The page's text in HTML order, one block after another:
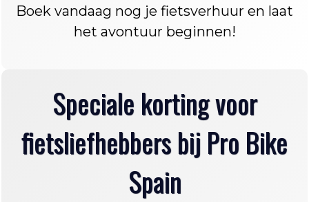
Boek vandaag nog je fietsverhuur en laat
het avontuur beginnen!
Speciale korting voor
fietsliefhebbers bij Pro Bike
Spain